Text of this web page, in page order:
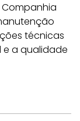
técnicas
e a qualidade